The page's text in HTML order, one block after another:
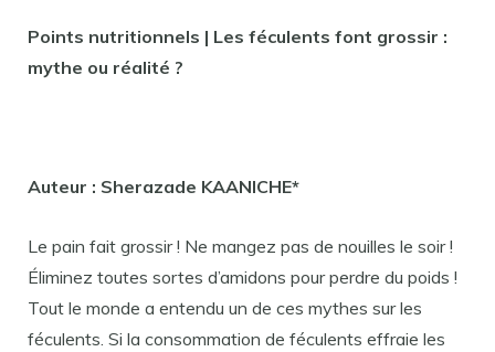
Points nutritionnels | Les féculents font grossir :
mythe ou réalité ?
Auteur : Sherazade KAANICHE*
Le pain fait grossir ! Ne mangez pas de nouilles le soir !
Éliminez toutes sortes d’amidons pour perdre du poids !
Tout le monde a entendu un de ces mythes sur les
féculents. Si la consommation de féculents effraie les